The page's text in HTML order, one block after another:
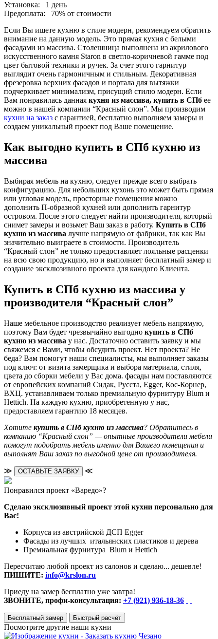
Установка:
1 день
Предоплата:
70% от стоимости
Если Вы ищете кухню в стиле модерн, рекомендуем обратить
внимание на данную модель. Это прямая кухня с белыми
фасадами из массива. Столешница выполнена из акрилового
искусственного камня Staron в светло-коричневой гамме под
цвет бытовой техники и ручек. За счет этого гарнитур
выглядит очень гармоничным и стильным. Декоративная
фрезеровка верхних фасадов и портала для вытяжки
подчеркивает минимализм, присущий стилю модерн. Если
Вам понравилась данная кухня из массива, купить в СПб ее
можно в нашей компании “Красный слон”. Мы производим
кухни на заказ с гарантией, бесплатно выполняем замеры и
создаем уникальный проект под Ваше помещение.
Как выгодно купить в СПб кухню из
массива
Выбирая мебель на кухню, следует прежде всего выбрать
конфигурацию. Для небольших кухонь это может быть прямая
или угловая модель, просторные помещения можно
дополнить П-образной кухней или дополнить гарнитур
островом. После этого следует найти производителя, который
снимет замеры и возьмет Ваш заказ в работу. Купить в СПб
кухню из массива лучше напрямую от фабрики, так как Вы
значительно выиграете в стоимости. Производитель
“Красный слон” не только предоставляет лояльные расценки
на всю свою продукцию, но и выполняет бесплатный замер и
создание эксклюзивного проекта для каждого Клиента.
Купить в СПб кухню из массива у
производителя “Красный слон”
Наше мебельное производство реализует мебель напрямую,
поэтому Вам будет чрезвычайно выгодно купить в СПб
кухню из массива у нас. Достаточно оставить заявку и мы
свяжемся с Вами, чтобы обсудить проект. Нет проекта? Не
беда? Вам помогут наши специалисты, мы выполняет заказы
под ключ: от визита замерщика и выбора материала, стиля,
цвета до сборки мебели у Вас дома. фасады нам поставляются
от европейских компаний Сидак, Русста, Egger, Кос-Корнер,
ВХЦ. устанавливаем только премиальную фурнитуру Blum и
Hettich. На каждую кухню, приобретенную у нас,
предоставляем гарантию 18 месяцев.
Хотите купить в СПб кухню из массива? Обратитесь в
компанию “Красный слон” — опытные производители мебели
помогут подобрать мебель именно для Вашего помещения и
выполнят Ваш заказ по выгодной цене от производителя.
≫ ОСТАВЬТЕ ЗАЯВКУ ≪
Понравился проект «Варедо»?
Сделаю эксклюзивный проект этой кухни персонально для
Вас!
Корпуса из австрийской ДСП Egger
Фасады из лучших итальянских пластиков и дерева
Премиальная фурнитура Blum и Hettich
Пересчитаю любой проект из салонов и сделаю... дешевле!
ПИШИТЕ: info@krslon.ru
Приеду на замер бесплатно уже завтра!
ЗВОНИТЕ, профи-консультация: +7 (921) 936-18-36
Бесплатный замер Быстрый расчёт
Посмотрите другие наши кухни